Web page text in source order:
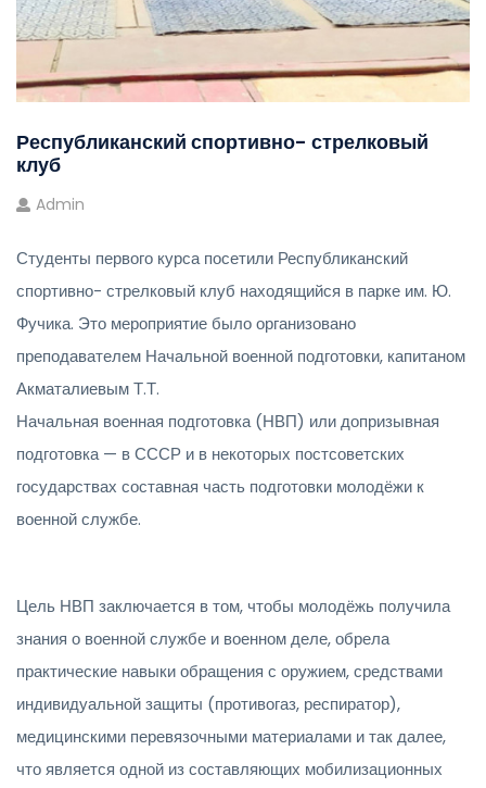
Республиканский спортивно- стрелковый
клуб
Admin
Студенты первого курса посетили Республиканский
спортивно- стрелковый клуб находящийся в парке им. Ю.
Фучика. Это мероприятие было организовано
преподавателем Начальной военной подготовки, капитаном
Акматалиевым Т.Т.
Начальная военная подготовка (НВП) или допризывная
подготовка — в СССР и в некоторых постсоветских
государствах составная часть подготовки молодёжи к
военной службе.
Цель НВП заключается в том, чтобы молодёжь получила
знания о военной службе и военном деле, обрела
практические навыки обращения с оружием, средствами
индивидуальной защиты (противогаз, респиратор),
медицинскими перевязочными материалами и так далее,
что является одной из составляющих мобилизационных